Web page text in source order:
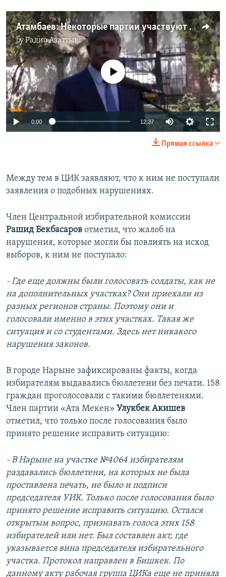
Атамбаев: Некоторые партии участвуют на выборах только для «раскачки ситуации»
byРадио Азаттык
No media source currently available
0:00 12:37
Прямая ссылка
​Между тем в ЦИК заявляют, что к ним не поступали
заявления о подобных нарушениях.
Член Центральной избирательной комиссии
Рашид Бекбасаров отметил, что жалоб на
нарушения, которые могли бы повлиять на исход
выборов, к ним не поступало:
- Где еще должны были голосовать солдаты, как не
на дополнительных участках? Они приехали из
разных регионов страны. Поэтому они и
голосовали именно в этих участках. Такая же
ситуация и со студентами. Здесь нет никакого
нарушения законов.
В городе Нарыне зафиксированы факты, когда
избирателям выдавались бюллетени без печати. 158
граждан проголосовали с такими бюллетенями.
Член партии «Ата Мекен» Улукбек Акишев
отметил, что только после голосования было
принято решение исправить ситуацию:
- В Нарыне на участке №4064 избирателям
раздавались бюллетени, на которых не была
проставлена печать, не было и подписи
председателя УИК. Только после голосования было
принято решение исправить ситуацию. Остался
открытым вопрос, признавать голоса этих 158
избирателей или нет. Был составлен акт, где
указывается вина председателя избирательного
участка. Протокол направлен в Бишкек. По
данному акту рабочая группа ЦИКа еще не приняла